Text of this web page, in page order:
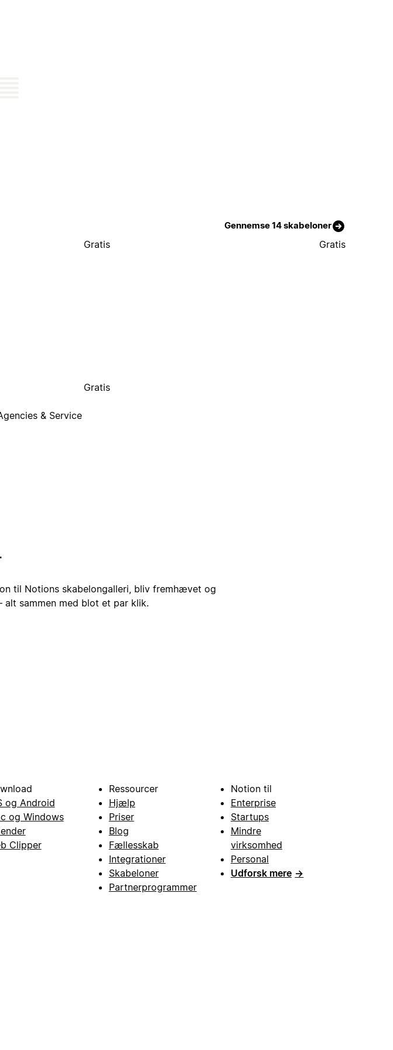
Gennemse 14 skabeloner
Gratis Gratis
& Service
Gratis
til Notions skabelongalleri, bliv fremhævet og
alt sammen med blot et par klik.
og Android
og Windows
Clipper
Ressourcer
Hjælp
Priser
Blog
Fællesskab
Integrationer
Skabeloner
Partnerprogrammer
Notion til
Enterprise
Startups
Mindre
virksomhed
Personal
Udforsk mere →